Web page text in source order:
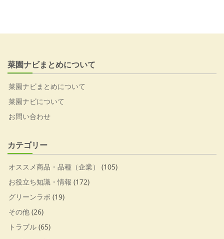
菜園ナビまとめについて
菜園ナビまとめについて
菜園ナビについて
お問い合わせ
カテゴリー
オススメ商品・品種（企業）
(105)
お役立ち知識・情報 (172)
グリーンラボ (19)
その他 (26)
トラブル (65)